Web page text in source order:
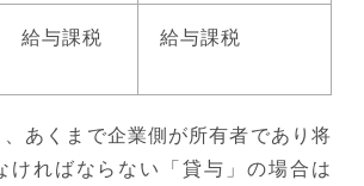
給与課税 給与課税
あくまで企業側が所有者であり将
ければならない「貸与」の場合は